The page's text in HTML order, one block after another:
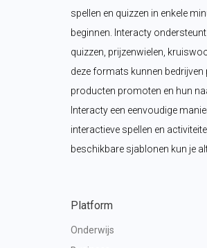
spellen en quizzen in enkele
beginnen. Interacty
quizzen, prijzenwielen,
deze formats kunnen
producten promoten en hun
Interacty een eenvoudige
interactieve spellen en
beschikbare sjablonen kun je
Platform
Onderwijs